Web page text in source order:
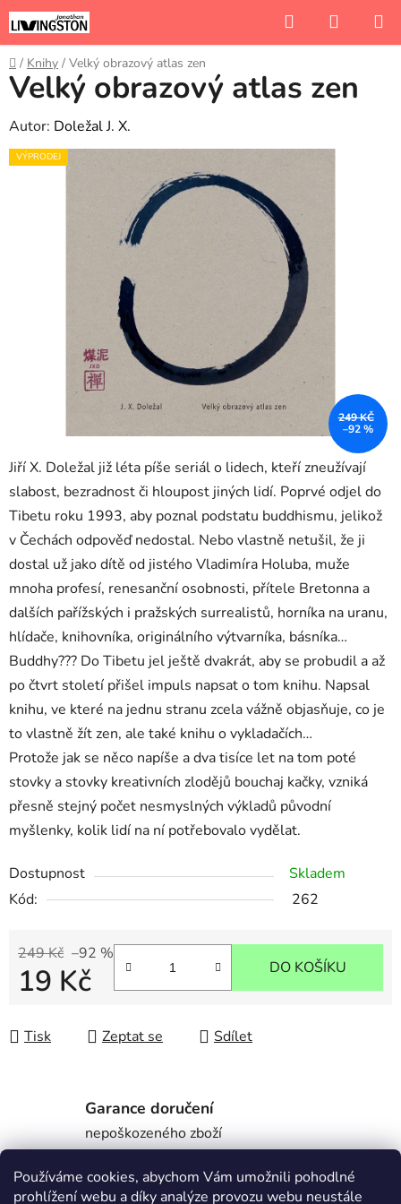
Používáme cookies, abychom Vám umožnili pohodlné
prohlížení webu a díky analýze provozu webu neustále
Přejít
na
obsah
Hledat
KOŠÍK
Domů
/ Knihy / Velký obrazový atlas zen
Jiří X. Doležal již léta píše seriál o lidech, kteří zneužívají
slabost, bezradnost či hloupost jiných lidí. Poprvé odjel do
Tibetu roku 1993, aby poznal podstatu buddhismu, jelikož
v Čechách odpověď nedostal. Nebo vlastně netušil, že ji
dostal už jako dítě od jistého Vladimíra Holuba, muže
mnoha profesí, renesanční osobnosti, přítele Bretonna a
dalších pařížských i pražských surrealistů, horníka na uranu,
hlídače, knihovníka, originálního výtvarníka, básníka…
Buddhy??? Do Tibetu jel ještě dvakrát, aby se probudil a až
po čtvrt století přišel impuls napsat o tom knihu. Napsal
knihu, ve které na jednu stranu zcela vážně objasňuje, co je
to vlastně žít zen, ale také knihu o vykladačích…
Protože jak se něco napíše a dva tisíce let na tom poté
stovky a stovky kreativních zlodějů bouchaj kačky, vzniká
přesně stejný počet nesmyslných výkladů původní
myšlenky, kolik lidí na ní potřebovalo vydělat.
Dostupnost
Skladem
Kód:
262
249 Kč –92 %
19 Kč DO KOŠÍKU
Tisk Zeptat se Sdílet
Velký obrazový atlas zen
Autor: Doležal J. X.
VÝPRODEJ
249 KČ
–92 %
Garance doručení
nepoškozeného zboží